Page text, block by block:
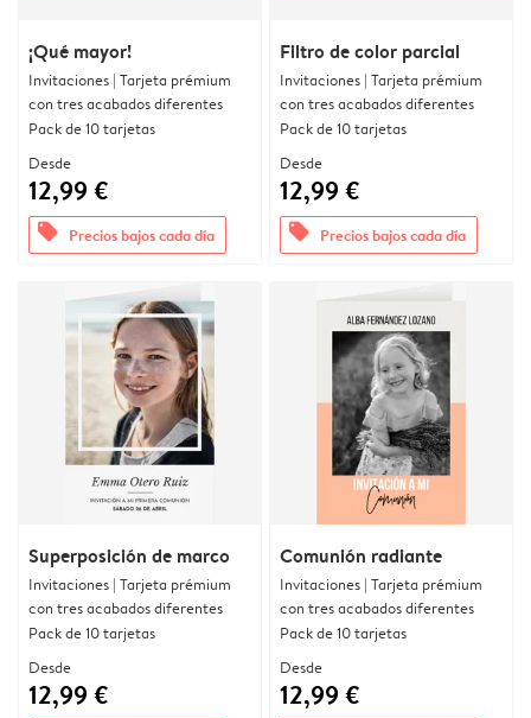
¡Qué mayor!
Invitaciones | Tarjeta prémium
con tres acabados diferentes
Pack de 10 tarjetas
Desde
12,99 €
offers Precios bajos cada día
Filtro de color parcial
Invitaciones | Tarjeta prémium
con tres acabados diferentes
Pack de 10 tarjetas
Desde
12,99 €
offers Precios bajos cada día
Superposición de marco
Invitaciones | Tarjeta prémium
con tres acabados diferentes
Pack de 10 tarjetas
Desde
12,99 €
Comunión radiante
Invitaciones | Tarjeta prémium
con tres acabados diferentes
Pack de 10 tarjetas
Desde
12,99 €